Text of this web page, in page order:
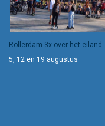
Rollerdam 3x over het eiland
5, 12 en 19 augustus